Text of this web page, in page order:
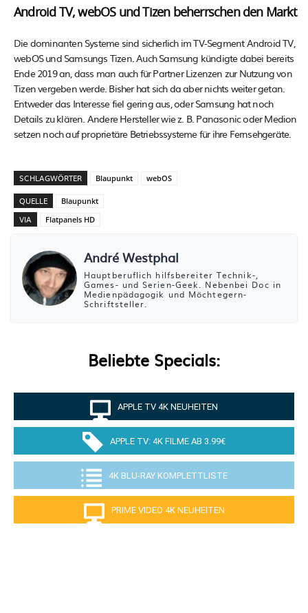
Android TV, webOS und Tizen beherrschen den Markt
Die dominanten Systeme sind sicherlich im TV-Segment Android TV,
webOS und Samsungs Tizen. Auch Samsung kündigte dabei bereits
Ende 2019 an, dass man auch für Partner Lizenzen zur Nutzung von
Tizen vergeben werde. Bisher hat sich da aber nichts weiter getan.
Entweder das Interesse fiel gering aus, oder Samsung hat noch
Details zu klären. Andere Hersteller wie z. B. Panasonic oder Medion
setzen noch auf proprietäre Betriebssysteme für ihre Fernsehgeräte.
SCHLAGWÖRTER Blaupunkt webOS
QUELLE Blaupunkt
VIA Flatpanels HD
André Westphal
Hauptberuflich hilfsbereiter Technik-,
Games- und Serien-Geek. Nebenbei Doc in
Medienpädagogik und Möchtegern-
Schriftsteller.
Beliebte Specials:
APPLE TV 4K NEUHEITEN
APPLE TV: 4K FILME AB 3.99€
4K BLU-RAY KOMPLETTLISTE
PRIME VIDEO 4K NEUHEITEN